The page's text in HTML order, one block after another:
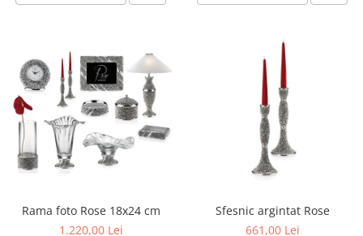
Rama foto Rose 18x24 cm
1.220,00 Lei
Sfesnic argintat Rose
661,00 Lei